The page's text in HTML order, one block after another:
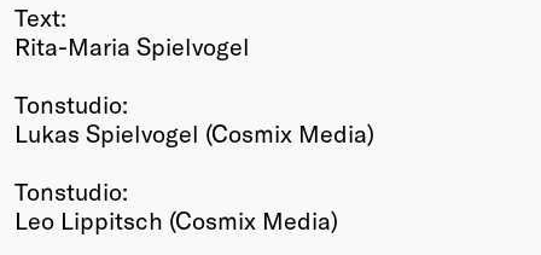
Text:
Rita-Maria Spielvogel
Tonstudio:
Lukas Spielvogel (Cosmix Media)
Tonstudio:
Leo Lippitsch (Cosmix Media)